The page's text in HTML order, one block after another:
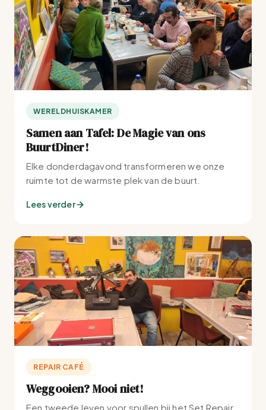
WERELDHUISKAMER
Samen aan Tafel: De Magie van ons
BuurtDiner!
Elke donderdagavond transformeren we onze
ruimte tot de warmste plek van de buurt.
Lees verder
REPAIR CAFÉ
Weggooien? Mooi niet!
Een tweede leven voor spullen bij het Set Repair